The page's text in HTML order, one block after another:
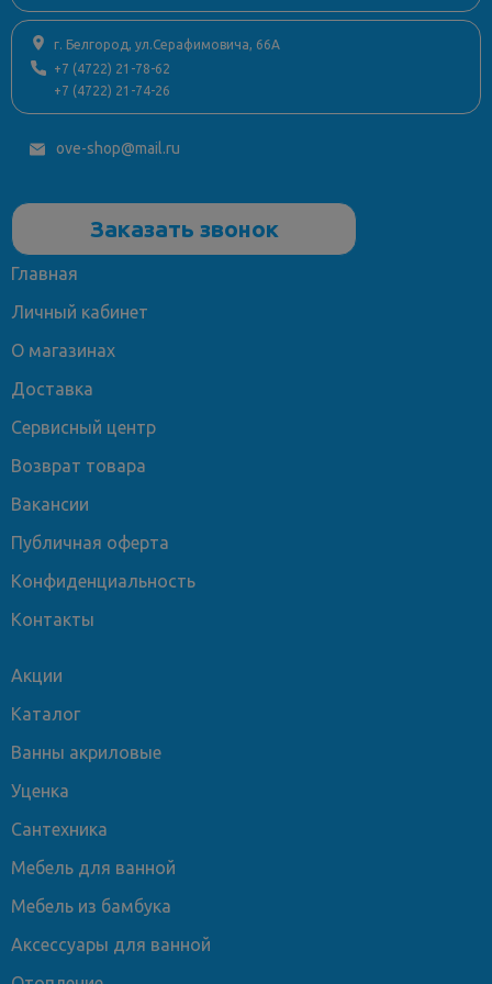
г. Белгород, ул.Серафимовича, 66А
+7 (4722) 21-78-62
+7 (4722) 21-74-26
ove-shop@mail.ru
Заказать звонок
Главная
Личный кабинет
О магазинах
Доставка
Сервисный центр
Возврат товара
Вакансии
Публичная оферта
Конфиденциальность
Контакты
Акции
Каталог
Ванны акриловые
Уценка
Сантехника
Мебель для ванной
Мебель из бамбука
Аксессуары для ванной